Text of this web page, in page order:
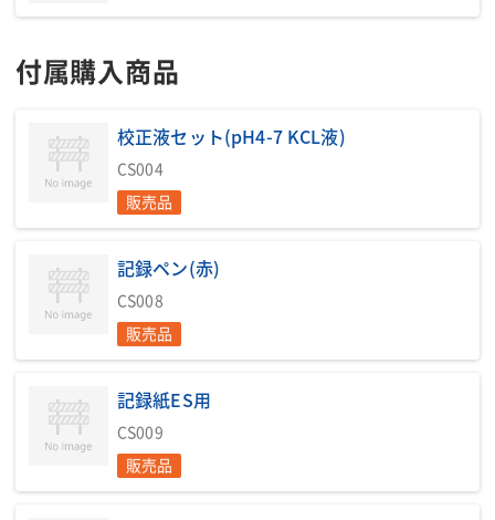
ことにより、中性へ連続中和処理する装置です。また、一般的放
値の設定が可能です。
・反応漕が大気圧設計で炭酸ガスの微圧注入が可能です。また、
き、効率よく処理が出来る構造となっています。
・原水のSS(浮遊物質)値が100ppm以上になると中和効率が低下
しますので処理量も低減します。
付属品:商品ご使用の際は炭酸ガス・校正液セット・記録紙・ペン
イッチ・その他必要部材については別売となります。
■参考資料
付属購入商品
校正液セット(pH4-7 KCL液)
CS004
販売品
記録ペン(赤)
CS008
販売品
記録紙ES用
CS009
販売品